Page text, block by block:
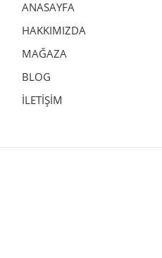
ANASAYFA
HAKKIMIZDA
MAĞAZA
BLOG
İLETİŞİM